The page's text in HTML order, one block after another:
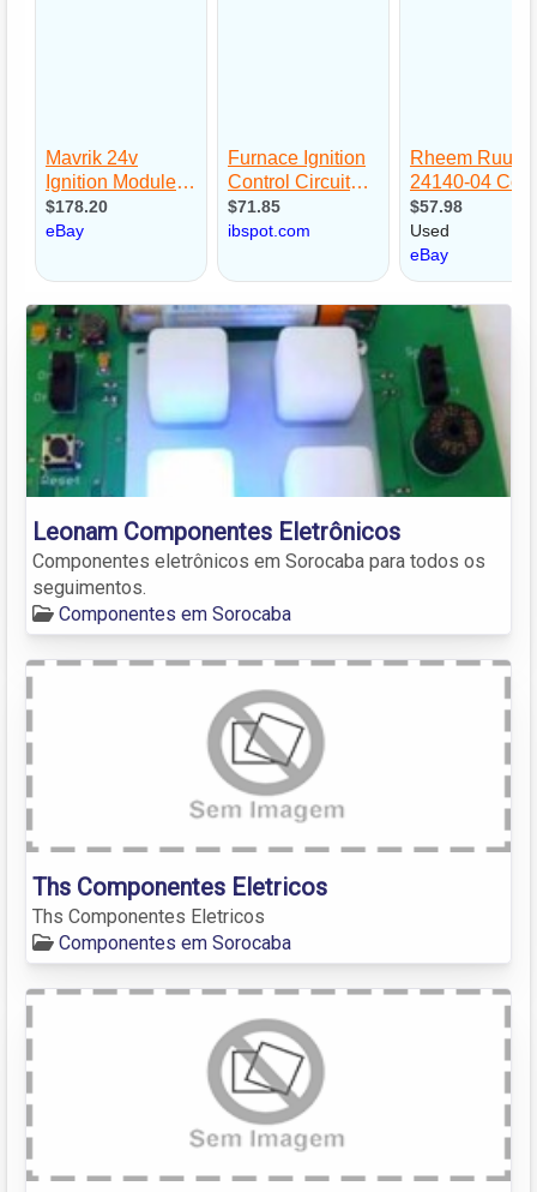
Leonam Componentes Eletrônicos
Componentes eletrônicos em Sorocaba para todos os
seguimentos.
Componentes em Sorocaba
Ths Componentes Eletricos
Ths Componentes Eletricos
Componentes em Sorocaba